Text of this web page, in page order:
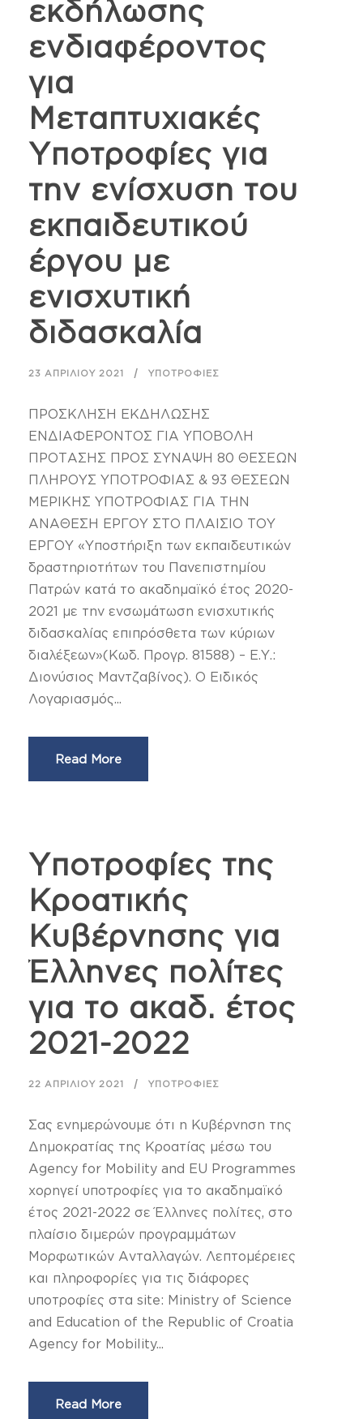
εκδήλωσης
ενδιαφέροντος
για
Μεταπτυχιακές
Υποτροφίες για
την ενίσχυση του
εκπαιδευτικού
έργου με
ενισχυτική
διδασκαλία
23 ΑΠΡΙΛΊΟΥ 2021 ΥΠΟΤΡΟΦΊΕΣ
ΠΡΟΣΚΛΗΣΗ ΕΚΔΗΛΩΣΗΣ
ΕΝΔΙΑΦΕΡΟΝΤΟΣ ΓΙΑ ΥΠΟΒΟΛΗ
ΠΡΟΤΑΣΗΣ ΠΡΟΣ ΣΥΝΑΨΗ 80 ΘΕΣΕΩΝ
ΠΛΗΡΟΥΣ ΥΠΟΤΡΟΦΙΑΣ & 93 ΘΕΣΕΩΝ
ΜΕΡΙΚΗΣ ΥΠΟΤΡΟΦΙΑΣ ΓΙΑ ΤΗΝ
ΑΝΑΘΕΣΗ ΕΡΓΟΥ ΣΤΟ ΠΛΑΙΣΙΟ ΤΟΥ
ΕΡΓΟΥ «Υποστήριξη των εκπαιδευτικών
δραστηριοτήτων του Πανεπιστημίου
Πατρών κατά το ακαδημαϊκό έτος 2020-
2021 με την ενσωμάτωση ενισχυτικής
διδασκαλίας επιπρόσθετα των κύριων
διαλέξεων»(Κωδ. Προγρ. 81588) – Ε.Υ.:
Διονύσιος Μαντζαβίνος). Ο Ειδικός
Λογαριασμός...
Read More
Υποτροφίες της
Κροατικής
Κυβέρνησης για
Έλληνες πολίτες
για το ακαδ. έτος
2021-2022
22 ΑΠΡΙΛΊΟΥ 2021 ΥΠΟΤΡΟΦΊΕΣ
Σας ενημερώνουμε ότι η Κυβέρνηση της
Δημοκρατίας της Κροατίας μέσω του
Agency for Mobility and EU Programmes
χορηγεί υποτροφίες για το ακαδημαϊκό
έτος 2021-2022 σε Έλληνες πολίτες, στο
πλαίσιο διμερών προγραμμάτων
Μορφωτικών Ανταλλαγών. Λεπτομέρειες
και πληροφορίες για τις διάφορες
υποτροφίες στα site: Ministry of Science
and Education of the Republic of Croatia
Agency for Mobility...
Read More